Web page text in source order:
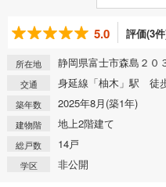
5.0 評価(3
所在地 静岡県富士市森島２０
交通 身延線「柚木」駅
築年数 2025年8月(築1年)
建物階 地上2階建て
総戸数 14戸
学区 非公開